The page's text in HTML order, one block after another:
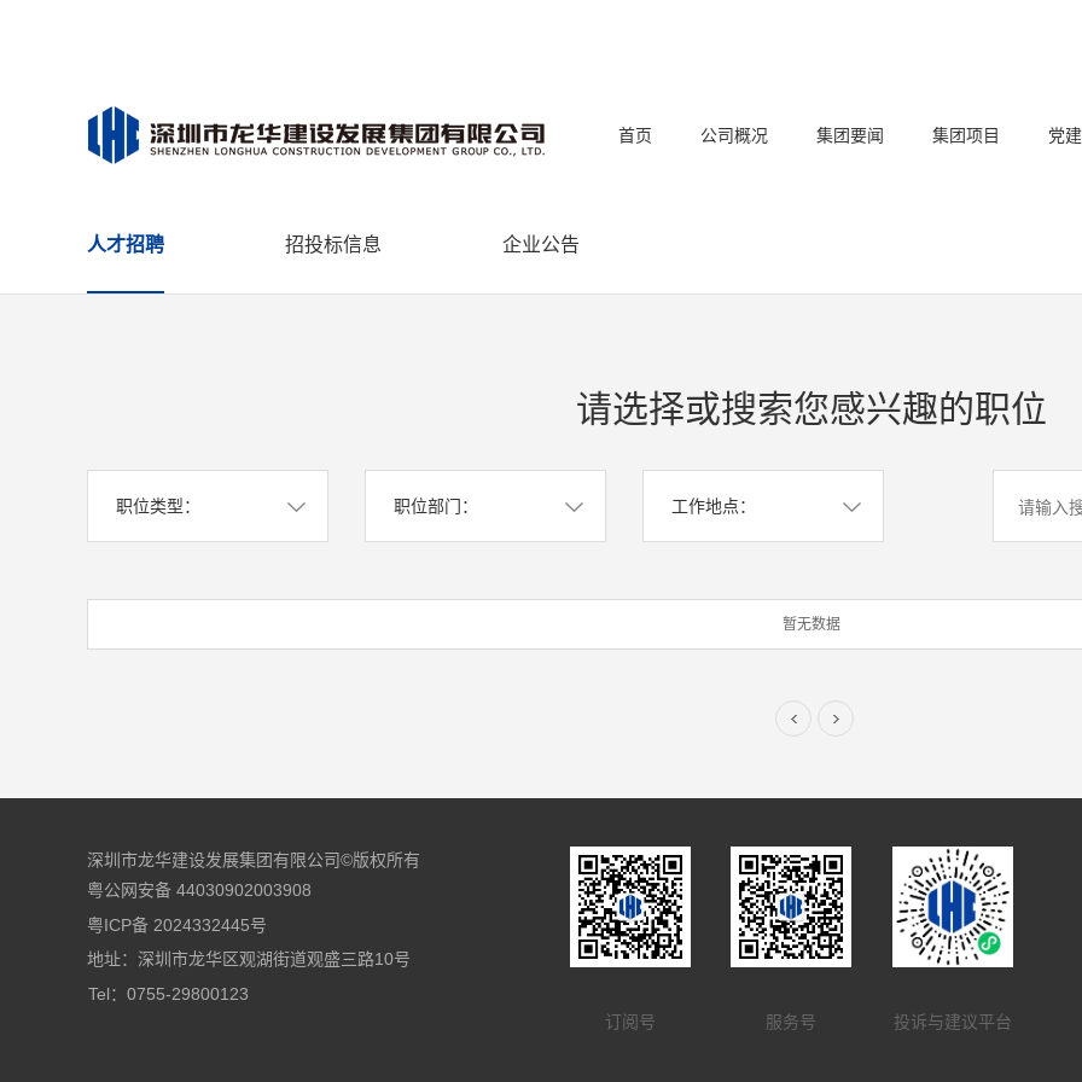
首页 公司概况 集团要闻 集团项目 党
人才招聘 招投标信息 企业公告
请选择或搜索您感兴趣的职位
职位类型： 职位部门： 工作地点：
暂无数据
深圳市龙华建设发展集团有限公司©版权所有
粤公网安备 44030902003908
粤ICP备 2024332445号
地址：深圳市龙华区观湖街道观盛三路10号
Tel：0755-29800123
订阅号
服务号 投诉与建议平台